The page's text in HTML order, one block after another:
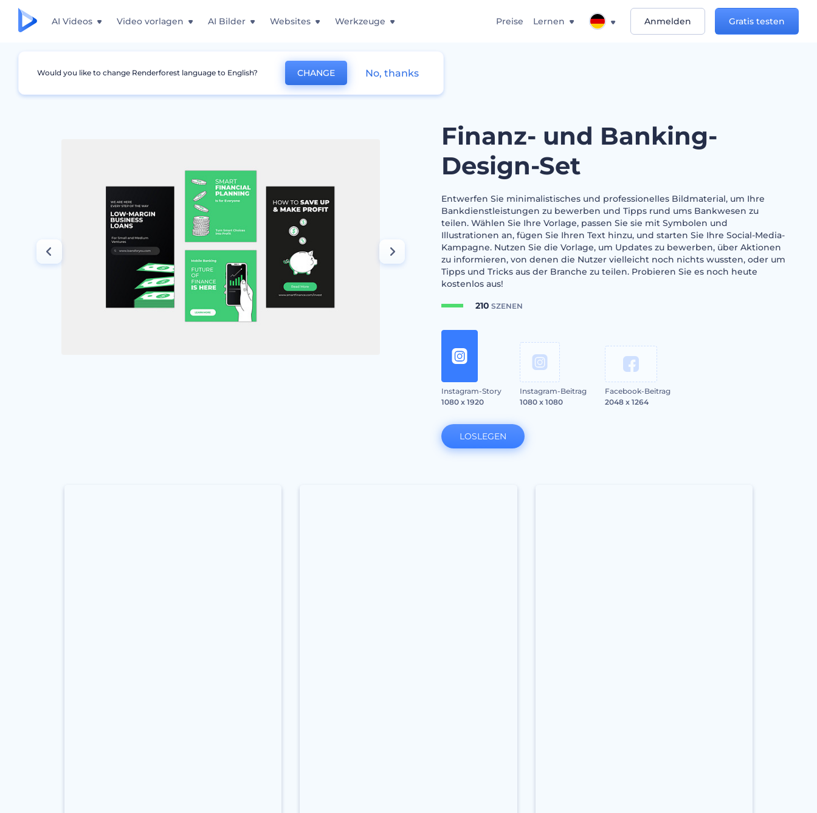
AI Videos Video vorlagen AI Bilder Websites Werkzeuge Preise Lernen Anmelden Gratis testen
Grafiken Instagram Story Finanz- und Banking-Design-Set
Finanz- und Banking-
Design-Set
Entwerfen Sie minimalistisches und professionelles Bildmaterial, um Ihre
Bankdienstleistungen zu bewerben und Tipps rund ums Bankwesen zu
teilen. Wählen Sie Ihre Vorlage, passen Sie sie mit Symbolen und
Illustrationen an, fügen Sie Ihren Text hinzu, und starten Sie Ihre Social-Media-
Kampagne. Nutzen Sie die Vorlage, um Updates zu bewerben, über Aktionen
zu informieren, von denen die Nutzer vielleicht noch nichts wussten, oder um
Tipps und Tricks aus der Branche zu teilen. Probieren Sie es noch heute
kostenlos aus!
210 SZENEN
Instagram-Story
1080 x 1920
Instagram-Beitrag
1080 x 1080
Facebook-Beitrag
2048 x 1264
LOSLEGEN
Would you like to change Renderforest language to English? CHANGE No, thanks